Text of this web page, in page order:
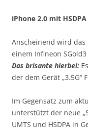
iPhone 2.0 mit HSDPA
Anscheinend wird
einem Infineon
Das brisante hierbei:
der dem Gerät
Im Gegensatz zum
unterstützt der neue
UMTS und HSDPA in